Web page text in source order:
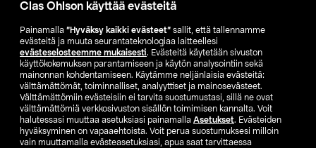
Clas Ohlson käyttää evästeitä
Painamalla ”Hyväksy kaikki evästeet” sallit, että tallennamme
evästeitä ja muuta seurantateknologiaa laitteellesi
evästeselosteemme mukaisesti. Evästeitä käytetään sivuston
käyttökokemuksen parantamiseen ja käytön analysointiin sekä
mainonnan kohdentamiseen. Käytämme neljänlaisia evästeitä:
välttämättömät, toiminnalliset, analyyttiset ja mainosevästeet.
Välttämättömiin evästeisiin ei tarvita suostumustasi, sillä ne ovat
välttämättömiä verkkosivuston sisällön toimimisen kannalta. Voit
halutessasi muuttaa asetuksiasi painamalla Asetukset. Evästeiden
hyväksyminen on vapaaehtoista. Voit perua suostumuksesi milloin
vain muuttamalla evästeasetuksiasi, apua saat tarvittaessa
Muut yrityksemme
Etsi myymälä
SE NO FI
FI SV